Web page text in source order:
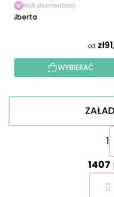
Haft diamentowy
Alberta
od
WYBIERAĆ
1
1407